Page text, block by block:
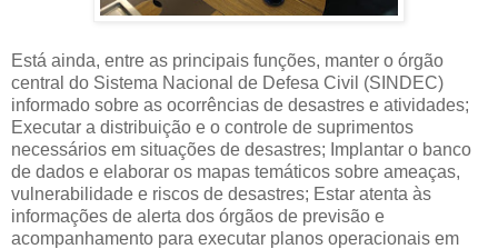
Está ainda, entre as principais funções, manter o órgão
central do Sistema Nacional de Defesa Civil (SINDEC)
informado sobre as ocorrências de desastres e atividades;
Executar a distribuição e o controle de suprimentos
necessários em situações de desastres; Implantar o banco
de dados e elaborar os mapas temáticos sobre ameaças,
vulnerabilidade e riscos de desastres; Estar atenta às
informações de alerta dos órgãos de previsão e
acompanhamento para executar planos operacionais em